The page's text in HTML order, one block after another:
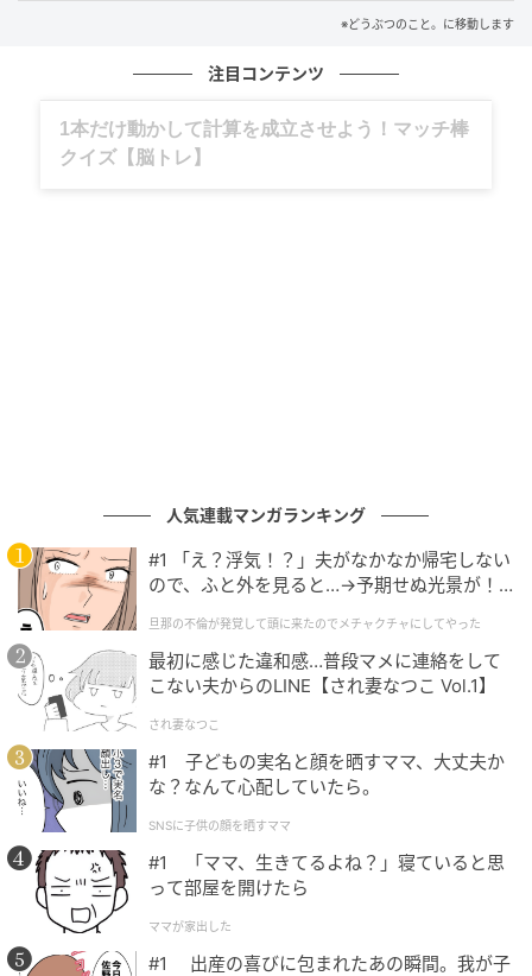
の記事をもっとみる
※どうぶつのこと。に移動します
注目コンテンツ
グルメ、ギャグ、子育て、旅行記……全部、読
めます。
人気連載マンガランキング
#1 「え？浮気！？」夫がなかなか帰宅しない
ので、ふと外を見ると…→予期せぬ光景が！
クチャにしてやった
旦那の不倫が発覚して頭に来たのでメチャクチャにしてやった
最初に感じた違和感…普段マメに連絡をして
こない夫からのLINE【され妻なつこ Vol.1】
され妻なつこ
#1 子どもの実名と顔を晒すママ、大丈夫か
な？なんて心配していたら。
SNSに子供の顔を晒すママ
#1 「ママ、生きてるよね？」寝ていると思
って部屋を開けたら
ママが家出した
#1 出産の喜びに包まれたあの瞬間。我が子